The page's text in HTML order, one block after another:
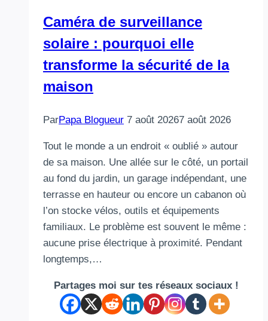
Caméra de surveillance
solaire : pourquoi elle
transforme la sécurité de la
maison
ParPapa Blogueur 7 août 20267 août 2026
Tout le monde a un endroit « oublié » autour
de sa maison. Une allée sur le côté, un portail
au fond du jardin, un garage indépendant, une
terrasse en hauteur ou encore un cabanon où
l’on stocke vélos, outils et équipements
familiaux. Le problème est souvent le même :
aucune prise électrique à proximité. Pendant
longtemps,…
Partages moi sur tes réseaux sociaux !